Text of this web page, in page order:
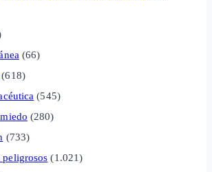
(66)
(618)
(545)
(280)
(733)
peligrosos (1.021)